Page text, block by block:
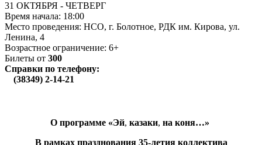
31 ОКТЯБРЯ - ЧЕТВЕРГ
Время начала: 18:00
Место проведения: НСО, г. Болотное, РДК им. Кирова, ул.
Ленина, 4
Возрастное ограничение: 6+
Билеты от 300
Справки по телефону:
(38349) 2-14-21
О программе «Эй, казаки, на коня…»
В рамках празднования 35-летия коллектива